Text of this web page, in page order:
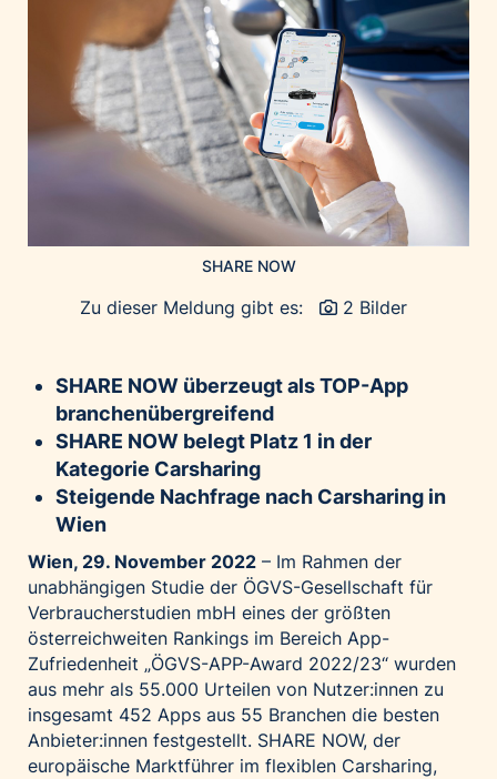
Huawei Consumer Business Group
JP Immobilien
JYSK
Kroatische Zentrale für Tourismus
Marble House
Microsoft
Muse Electronics
Neuroth
öbv – Österreichischer Bundesverlag
Ökopharm
Palfinger AG
Polestar
REXEL Austria
Starbucks
Superbrands Austria
Tante Fanny
Vollpension
win2day
SHARE NOW
Zu dieser Meldung gibt es: 2 Bilder
SHARE NOW überzeugt als TOP-App
branchenübergreifend
SHARE NOW belegt Platz 1 in der
Kategorie Carsharing
Steigende Nachfrage nach Carsharing in
Wien
Wien, 29. November 2022 – Im Rahmen der
unabhängigen Studie der ÖGVS-Gesellschaft für
Verbraucherstudien mbH eines der größten
österreichweiten Rankings im Bereich App-
Zufriedenheit „ÖGVS-APP-Award 2022/23“ wurden
aus mehr als 55.000 Urteilen von Nutzer:innen zu
insgesamt 452 Apps aus 55 Branchen die besten
Anbieter:innen festgestellt. SHARE NOW, der
europäische Marktführer im flexiblen Carsharing,